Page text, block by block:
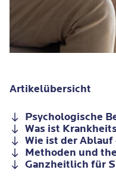
Artikelübersicht
Psychologische
Was ist
Wie ist der
Methoden und
Ganzheitlich für